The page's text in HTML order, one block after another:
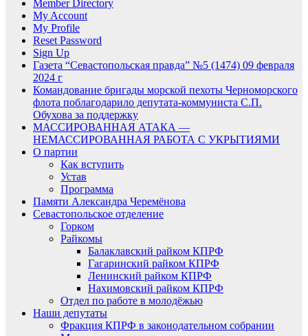
Member Directory
My Account
My Profile
Reset Password
Sign Up
Газета “Севастопольская правда” №5 (1474) 09 февраля
2024 г
Командование бригады морской пехоты Черноморского
флота поблагодарило депутата-коммуниста С.П.
Обухова за поддержку
МАССИРОВАННАЯ АТАКА —
НЕМАССИРОВАННАЯ РАБОТА С УКРЫТИЯМИ
О партии
Как вступить
Устав
Программа
Памяти Александра Черемёнова
Севастопольское отделение
Горком
Райкомы
Балаклавский райком КПРФ
Гагаринский райком КПРФ
Ленинский райком КПРФ
Нахимовский райком КПРФ
Отдел по работе в молодёжью
Наши депутаты
Фракция КПРФ в законодательном собрании